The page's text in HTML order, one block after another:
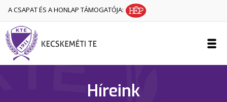
A CSAPAT ÉS A HONLAP TÁMOGATÓJA:
Híreink